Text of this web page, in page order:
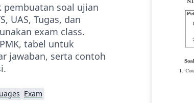
pembuatan soal ujian
UAS, Tugas, dan
exam class.
tabel untuk
jawaban, serta contoh
Exam